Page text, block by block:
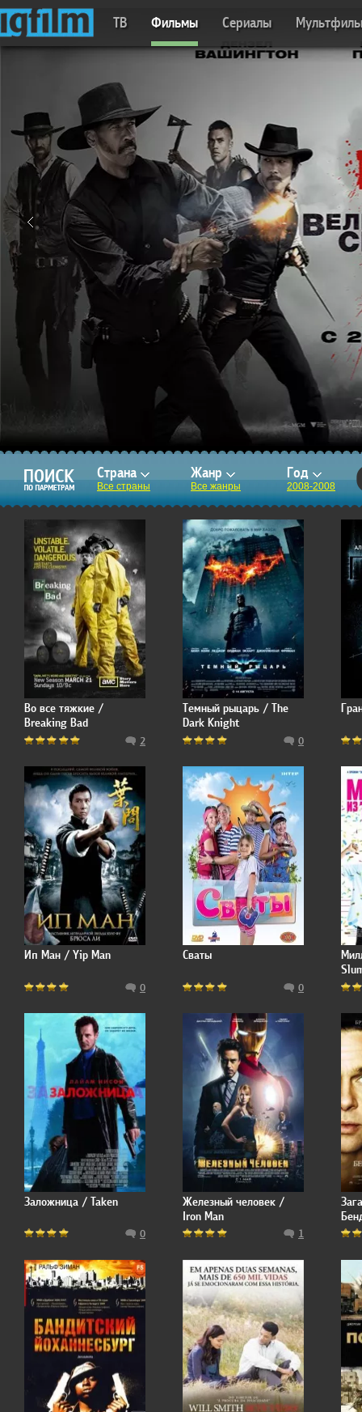
ТВ Фильмы Сериалы
Страна
Все страны
Жанр
Все жанры
Год
2008-2008
Во все тяжкие /
Breaking Bad
2
Темный рыцарь / The
Dark Knight
0
Ип Ман / Yip Man
0
Сваты
0
Заложница / Taken
0
Железный человек /
Iron Man
1
The